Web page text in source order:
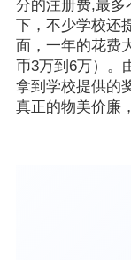
分的注册费,最多
下，不少学校还
面，一年的花费
币3万到 6万）。
拿到学校提供的
真正的物美价廉